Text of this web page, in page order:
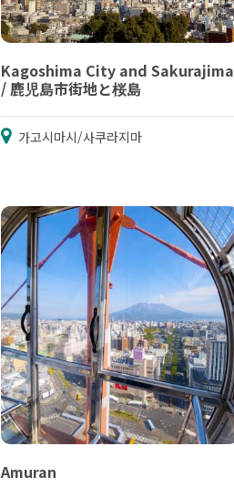
Kagoshima City and Sakurajima
/ 鹿児島市街地と桜島
가고시마시/사쿠라지마
Amuran